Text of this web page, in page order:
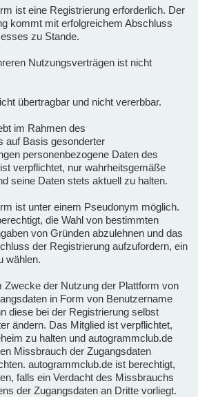
ist eine Registrierung erforderlich. Der
kommt mit erfolgreichem Abschluss
zu Stande.
Nutzungsverträgen ist nicht
übertragbar und nicht vererbbar.
im Rahmen des
auf Basis gesonderter
personenbezogene Daten des
verpflichtet, nur wahrheitsgemäße
seine Daten stets aktuell zu halten.
ist unter einem Pseudonym möglich.
die Wahl von bestimmten
von Gründen abzulehnen und das
der Registrierung aufzufordern, ein
wählen.
Zwecke der Nutzung der Plattform von
in Form von Benutzername
diese bei der Registrierung selbst
ändern. Das Mitglied ist verpflichtet,
zu halten und autogrammclub.de
Missbrauch der Zugangsdaten
autogrammclub.de ist berechtigt,
falls ein Verdacht des Missbrauchs
der Zugangsdaten an Dritte vorliegt.